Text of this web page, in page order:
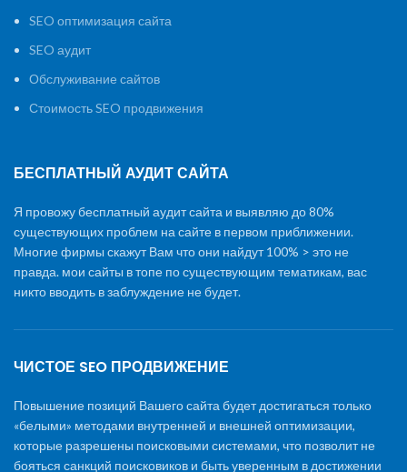
SEO оптимизация сайта
SEO аудит
Обслуживание сайтов
Стоимость SEO продвижения
БЕСПЛАТНЫЙ АУДИТ САЙТА
Я провожу бесплатный аудит сайта и выявляю до 80%
существующих проблем на сайте в первом приближении.
Многие фирмы скажут Вам что они найдут 100% > это не
правда. мои сайты в топе по существующим тематикам, вас
никто вводить в заблуждение не будет.
ЧИСТОЕ SEO ПРОДВИЖЕНИЕ
Повышение позиций Вашего сайта будет достигаться только
«белыми» методами внутренней и внешней оптимизации,
которые разрешены поисковыми системами, что позволит не
бояться санкций поисковиков и быть уверенным в достижении